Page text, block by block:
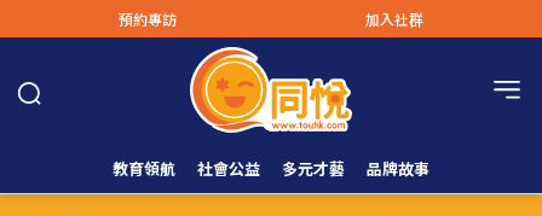
預約專訪 加入社群
教育領航 社會公益 多元才藝 品牌故事